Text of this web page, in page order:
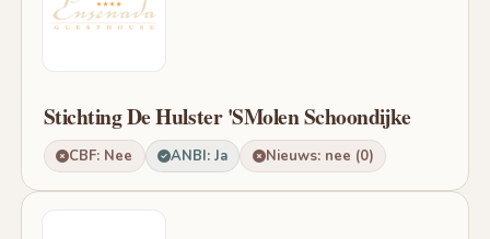
Stichting De Hulster 'SMolen Schoondijke
CBF: Nee ANBI: Ja Nieuws: nee (0)